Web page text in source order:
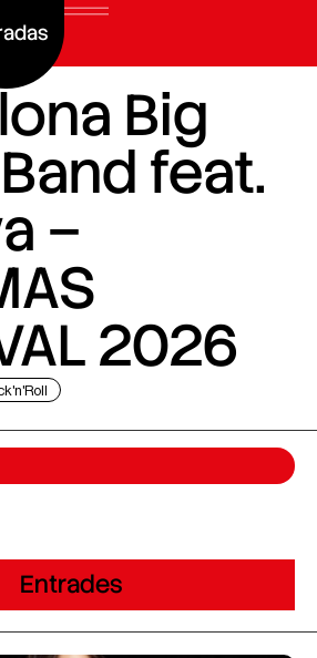
Big
feat.
–
2026
Entrades